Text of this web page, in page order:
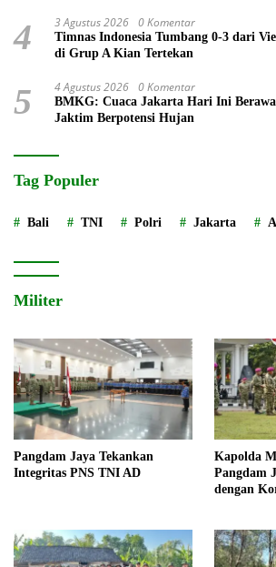
4 3 Agustus 2026 0 Komentar
Timnas Indonesia Tumbang 0-3 dari
di Grup A Kian Tertekan
5 4 Agustus 2026 0 Komentar
BMKG: Cuaca Jakarta Hari Ini
Jaktim Berpotensi Hujan
Tag Populer
Bali TNI Polri Jakarta
Militer
Pangdam Jaya Tekankan
Integritas PNS TNI AD
Kapolda
Pangdam
dengan